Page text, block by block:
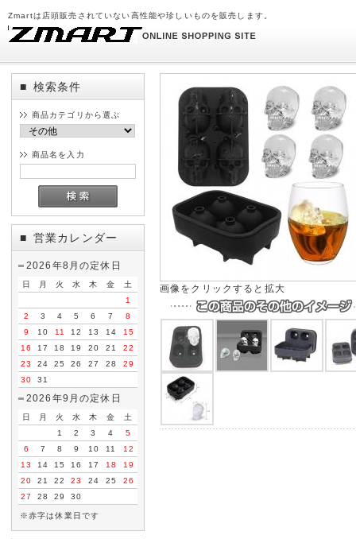
Zmartは店頭販売されていない高性能や珍しいものを販売します。
■ 検索条件
商品カテゴリから選ぶ
商品名を入力
■ 営業カレンダー
2026年8月の定休日
日 月 火 水 木 金
土
1
2
3 4 5 6 7
8
9
10 11 12 13 14
15
16
17 18 19 20 21
22
23
24 25 26 27 28
29
30
31
2026年9月の定休日
日 月 火 水 木 金
土
1
2 3 4
5
6
7 8 9 10 11
12
13
14 15 16 17 18
19
20
21 22 23 24 25
26
27
28 29 30
※赤字は休業日です
画像をクリックすると拡大